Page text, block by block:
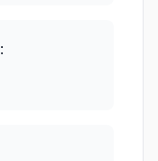
: